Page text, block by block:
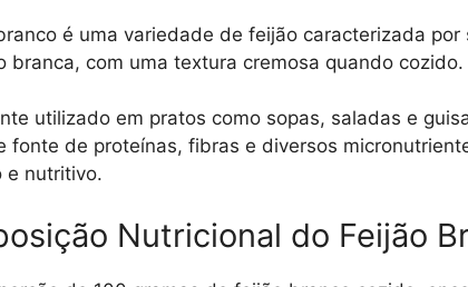
é uma variedade de feijão caracterizada
branca, com uma textura cremosa quando cozido.
utilizado em pratos como sopas, saladas e
fonte de proteínas, fibras e diversos
e nutritivo.
Nutricional do Feijão